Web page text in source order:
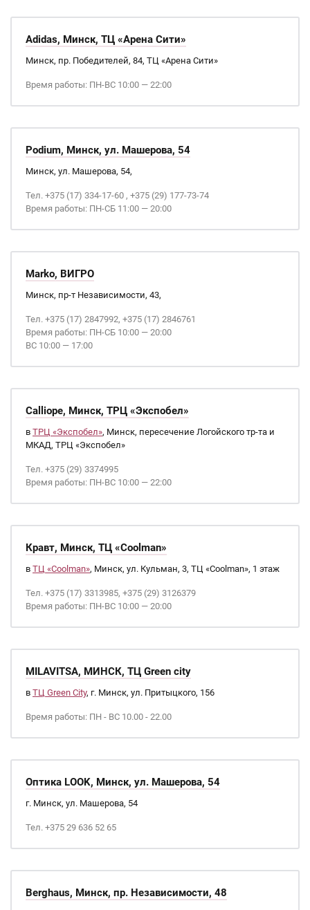
Adidas, Минск, ТЦ «Арена Сити»
Минск, пр. Победителей, 84, ТЦ «Арена Сити»
Время работы: ПН-ВС 10:00 — 22:00
Podium, Минск, ул. Машерова, 54
Минск, ул. Машерова, 54,
Тел. +375 (17) 334-17-60 , +375 (29) 177-73-74
Время работы: ПН-СБ 11:00 — 20:00
Marko, ВИГРО
Минск, пр-т Независимости, 43,
Тел. +375 (17) 2847992, +375 (17) 2846761
Время работы: ПН-СБ 10:00 — 20:00
ВС 10:00 — 17:00
Calliope, Минск, ТРЦ «Экспобел»
в ТРЦ «Экспобел», Минск, пересечение Логойского тр-та и
МКАД, ТРЦ «Экспобел»
Тел. +375 (29) 3374995
Время работы: ПН-ВС 10:00 — 22:00
Кравт, Минск, ТЦ «Coolman»
в ТЦ «Coolman», Минск, ул. Кульман, 3, ТЦ «Coolman», 1 этаж
Тел. +375 (17) 3313985, +375 (29) 3126379
Время работы: ПН-ВС 10:00 — 20:00
MILAVITSA, МИНСК, ТЦ Green city
в ТЦ Green City, г. Минск, ул. Притыцкого, 156
Время работы: ПН - ВС 10.00 - 22.00
Оптика LOOK, Минск, ул. Машерова, 54
г. Минск, ул. Машерова, 54
Тел. +375 29 636 52 65
Berghaus, Минск, пр. Независимости, 48